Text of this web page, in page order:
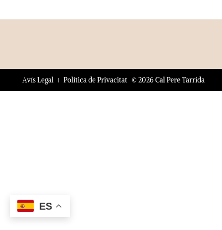
© 2026 Cal Pere Tarrida
Avís Legal Política de Privacitat
ES